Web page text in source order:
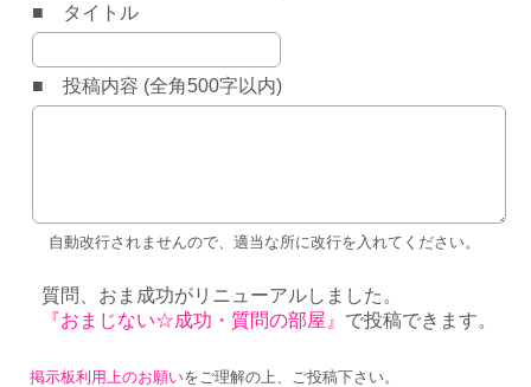
■ タイトル
■ 投稿内容 (全角500字以内)
自動改行されませんので、適当な所に改行を入れてください。
質問、おま成功がリニューアルしました。
『おまじない☆成功・質問の部屋』 で投稿できます。
掲示板利用上のお願いをご理解の上、ご投稿下さい。